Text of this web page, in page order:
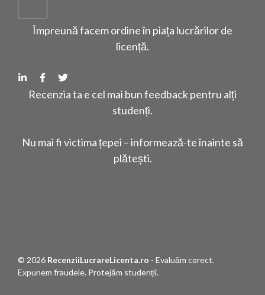
Împreună facem ordine în piața lucrărilor de
licență.
Recenzia ta e cel mai bun feedback pentru alți
studenți.
Nu mai fi victima țepei – informează-te înainte să
plătești.
© 2026 RecenziiLucrareLicenta.ro - Evaluăm corect.
Expunem fraudele. Protejăm studenții.